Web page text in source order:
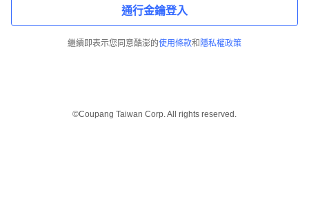
通行金鑰登入
繼續即表示您同意酷澎的使用條款和 隱私權政策
©Coupang Taiwan Corp. All rights reserved.